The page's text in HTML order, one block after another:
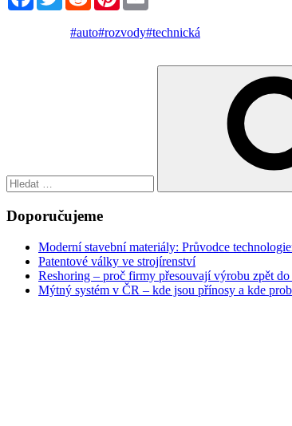
#auto#rozvody#technická
Doporučujeme
Moderní stavební materiály: Průvodce
Patentové války ve strojírenství
Reshoring – proč firmy přesouvají výrobu zpět
Mýtný systém v ČR – kde jsou přínosy a kde